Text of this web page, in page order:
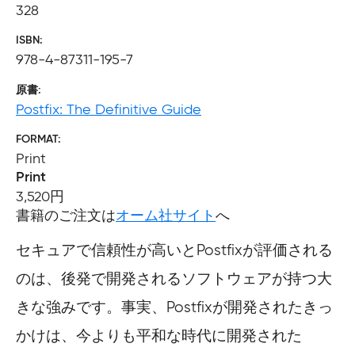
328
ISBN
978-4-87311-195-7
原書
Postfix: The Definitive Guide
FORMAT
Print
Print
3,520円
書籍のご注文はオーム社サイトへ
セキュアで信頼性が高いとPostfixが評価される
のは、後発で開発されるソフトウェアが持つ大
きな強みです。事実、Postfixが開発されたきっ
かけは、今よりも平和な時代に開発された